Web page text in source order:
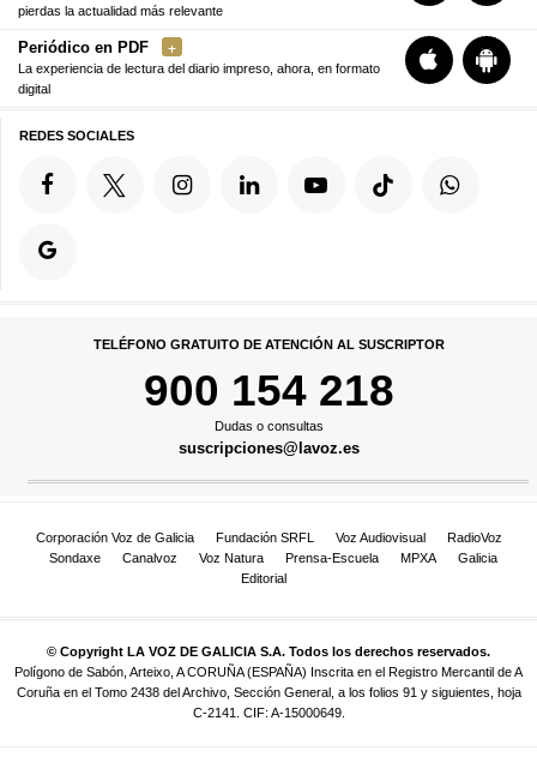
pierdas la actualidad más relevante
Periódico en PDF
La experiencia de lectura del diario impreso, ahora, en formato
digital
REDES SOCIALES
TELÉFONO GRATUITO DE ATENCIÓN AL SUSCRIPTOR
900 154 218
Dudas o consultas
suscripciones@lavoz.es
Corporación Voz de Galicia Fundación SRFL Voz Audiovisual
RadioVoz
Sondaxe
Canalvoz Voz Natura Prensa-Escuela MPXA
Galicia
Editorial
© Copyright LA VOZ DE GALICIA S.A. Todos los derechos reservados.
Polígono de Sabón, Arteixo, A CORUÑA (ESPAÑA) Inscrita en el Registro Mercantil de A
Coruña en el Tomo 2438 del Archivo, Sección General, a los folios 91 y siguientes, hoja
C-2141. CIF: A-15000649.